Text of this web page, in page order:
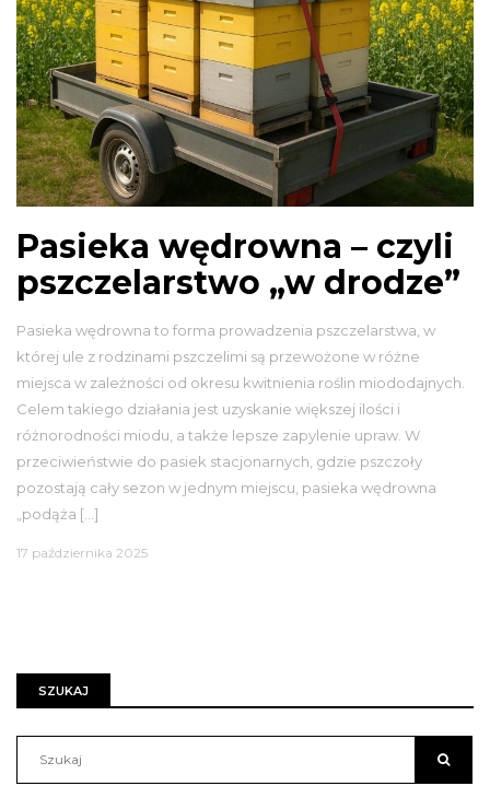
Pasieka wędrowna – czyli
pszczelarstwo „w drodze”
Pasieka wędrowna to forma prowadzenia pszczelarstwa, w
której ule z rodzinami pszczelimi są przewożone w różne
miejsca w zależności od okresu kwitnienia roślin miododajnych.
Celem takiego działania jest uzyskanie większej ilości i
różnorodności miodu, a także lepsze zapylenie upraw. W
przeciwieństwie do pasiek stacjonarnych, gdzie pszczoły
pozostają cały sezon w jednym miejscu, pasieka wędrowna
„podąża […]
17 października 2025
SZUKAJ